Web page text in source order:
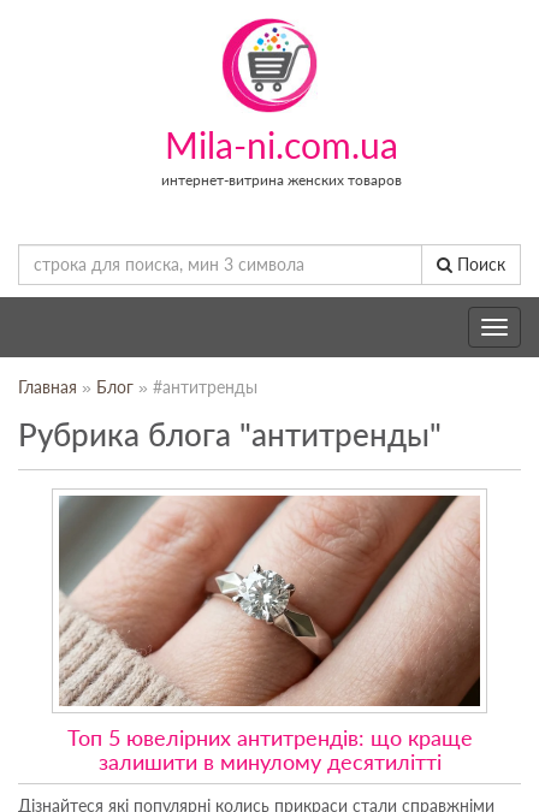
Mila-ni.com.ua
интернет-витрина женских товаров
Поиск
Toggle
Главная » Блог » #антитренды
Рубрика блога "антитренды"
Топ 5 ювелірних антитрендів: що краще
залишити в минулому десятилітті
Дізнайтеся які популярні колись прикраси стали справжніми